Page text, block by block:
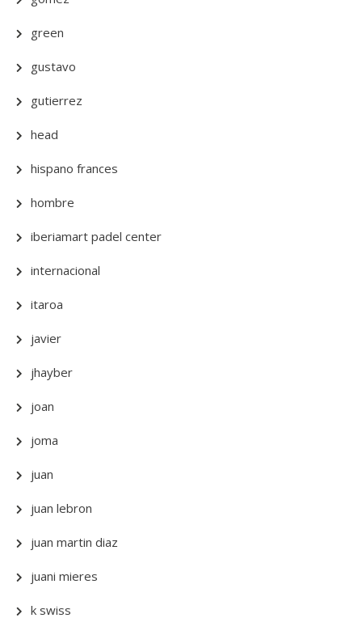
green
gustavo
gutierrez
head
hispano frances
hombre
iberiamart padel center
internacional
itaroa
javier
jhayber
joan
joma
juan
juan lebron
juan martin diaz
juani mieres
k swiss